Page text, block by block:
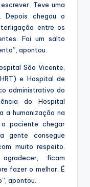
Teve uma
chegou o
entre os
Foi um salto
apontou.
São Vicente,
e Hospital de
administrativo do
do Hospital
a humanização na
paciente chegar
gente consegue
muito respeito.
ficam
fazer o melhor. É
apontou.